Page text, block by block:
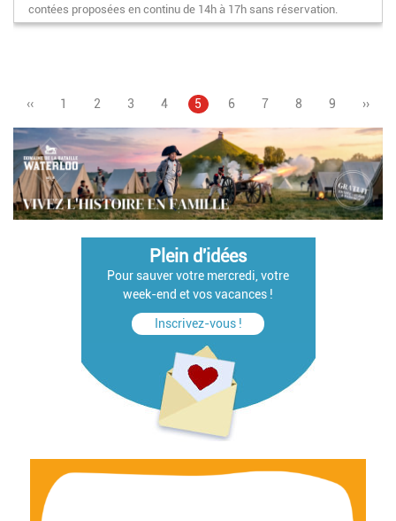
contées proposées en continu de 14h à 17h sans réservation.
Pagination
Page
‹‹ Page
1 Page
2 Page
3 Page
4
Page
5 Page
6 Page
7 Page
8 Page
9
Page
››
Plein d'idées
Pour sauver votre mercredi, votre
week-end et vos vacances !
Inscrivez-vous !